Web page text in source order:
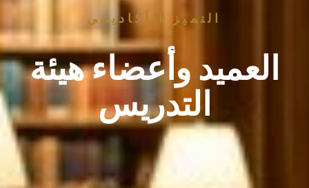
التميز الأكاديمي
العميد وأعضاء هيئة
التدريس